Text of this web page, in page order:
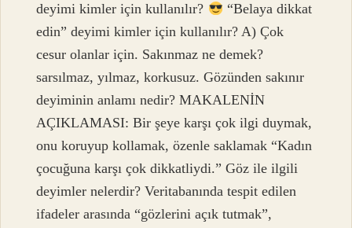
deyimi kimler için kullanılır?
“Belaya dikkat
edin” deyimi kimler için kullanılır? A) Çok
cesur olanlar için. Sakınmaz ne demek?
sarsılmaz, yılmaz, korkusuz. Gözünden sakınır
deyiminin anlamı nedir? MAKALENİN
AÇIKLAMASI: Bir şeye karşı çok ilgi duymak,
onu koruyup kollamak, özenle saklamak “Kadın
çocuğuna karşı çok dikkatliydi.” Göz ile ilgili
deyimler nelerdir? Veritabanında tespit edilen
ifadeler arasında “gözlerini açık tutmak”,